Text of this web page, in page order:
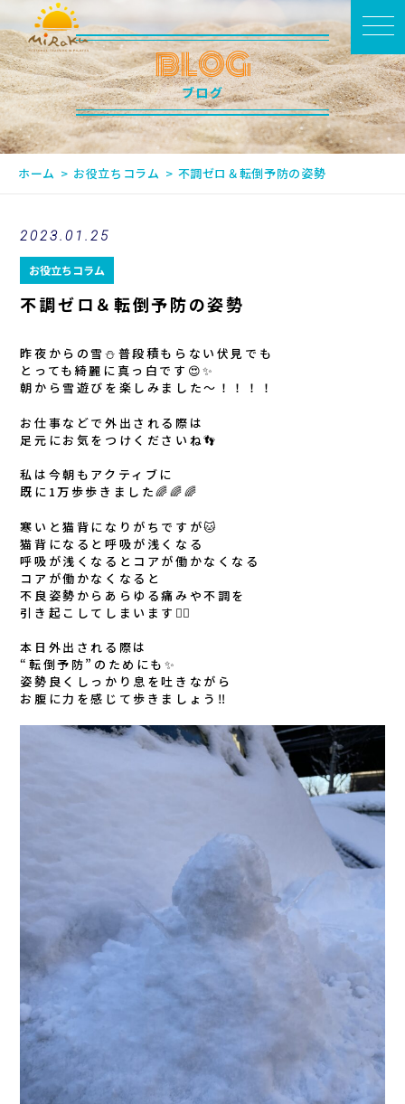
BLOG
ブログ
ホーム お役立ちコラム 不調ゼロ＆転倒予防の姿勢
2023.01.25
お役立ちコラム
不調ゼロ＆転倒予防の姿勢
昨夜からの雪⛄️普段積もらない伏見でも
とっても綺麗に真っ白です😍✨
朝から雪遊びを楽しみました〜！！！！
お仕事などで外出される際は
足元にお気をつけくださいね👣
私は今朝もアクティブに
既に1万歩歩きました🌈🌈🌈
寒いと猫背になりがちですが🐱
猫背になると呼吸が浅くなる
呼吸が浅くなるとコアが働かなくなる
コアが働かなくなると
不良姿勢からあらゆる痛みや不調を
引き起こしてしまいます🙅‍♀️
本日外出される際は
“転倒予防”のためにも✨
姿勢良くしっかり息を吐きながら
お腹に力を感じて歩きましょう‼️